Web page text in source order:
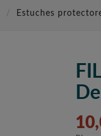
Estuches